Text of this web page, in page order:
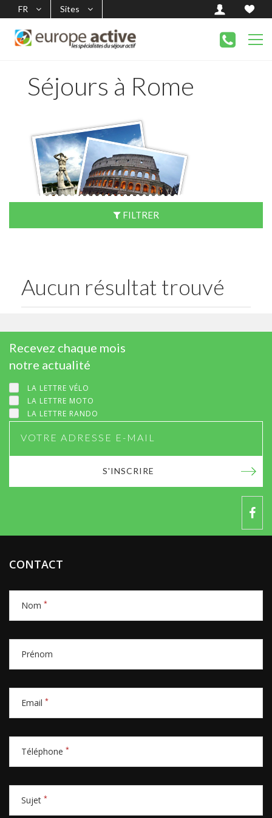
FR Sites
Séjours à Rome
FILTRER
Aucun résultat trouvé
Recevez chaque mois
notre actualité
LA LETTRE VÉLO
LA LETTRE MOTO
LA LETTRE RANDO
S'INSCRIRE
CONTACT
Nom *
Prénom
Email *
Téléphone *
Sujet *